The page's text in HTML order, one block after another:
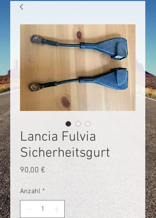
Lancia Fulvia
Sicherheitsgurt
90,00 €
Anzahl *